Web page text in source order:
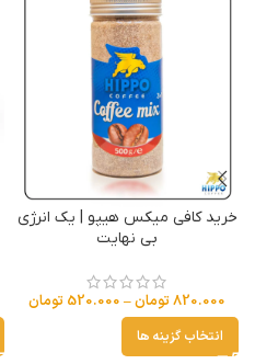
خرید کافی میکس هیپو | یک انرژی
بی نهایت
820.000تومان–
520.000 تومان
انتخاب گزینه ها